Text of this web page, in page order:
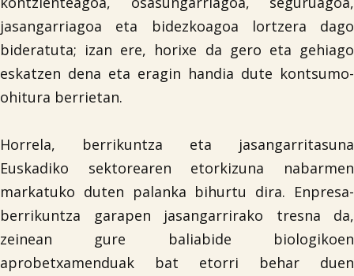
jasangarriagoa eta bidezkoagoa lortzera dago
bideratuta; izan ere, horixe da gero eta gehiago
eskatzen dena eta eragin handia dute kontsumo-
ohitura berrietan.
Horrela, berrikuntza eta jasangarritasuna
Euskadiko sektorearen etorkizuna nabarmen
markatuko duten palanka bihurtu dira. Enpresa-
berrikuntza garapen jasangarrirako tresna da,
zeinean gure baliabide biologikoen
aprobetxamenduak bat etorri behar duen